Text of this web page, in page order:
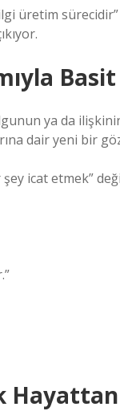
üretim
ya da
dair yeni bir
icat etmek”
Hayattan